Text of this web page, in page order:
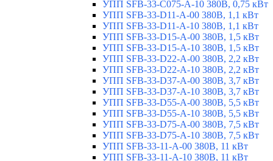
УПП SFB-33-C075-A-10 380В, 0,75 кВт
УПП SFB-33-D11-A-00 380В, 1,1 кВт
УПП SFB-33-D11-A-10 380В, 1,1 кВт
УПП SFB-33-D15-A-00 380В, 1,5 кВт
УПП SFB-33-D15-A-10 380В, 1,5 кВт
УПП SFB-33-D22-A-00 380В, 2,2 кВт
УПП SFB-33-D22-A-10 380В, 2,2 кВт
УПП SFB-33-D37-A-00 380В, 3,7 кВт
УПП SFB-33-D37-A-10 380В, 3,7 кВт
УПП SFB-33-D55-A-00 380В, 5,5 кВт
УПП SFB-33-D55-A-10 380В, 5,5 кВт
УПП SFB-33-D75-A-00 380В, 7,5 кВт
УПП SFB-33-D75-A-10 380В, 7,5 кВт
УПП SFB-33-11-A-00 380В, 11 кВт
УПП SFB-33-11-A-10 380В, 11 кВт